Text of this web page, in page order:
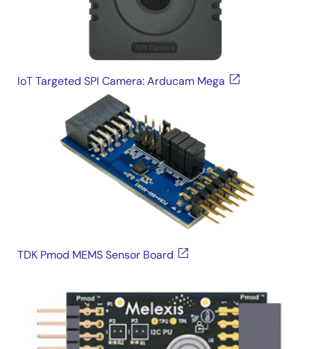
IoT Targeted SPI Camera: Arducam Mega
TDK Pmod MEMS Sensor Board